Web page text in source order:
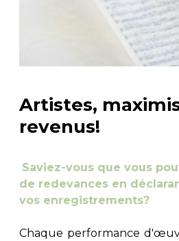
Artistes,
revenus!
Saviez-vous que vous
de redevances en
vos enregistrements?
Chaque performance